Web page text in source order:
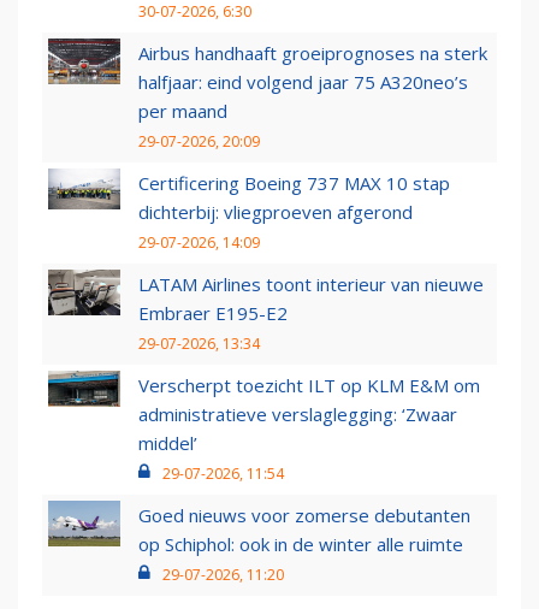
30-07-2026, 6:30
Airbus handhaaft groeiprognoses na sterk
halfjaar: eind volgend jaar 75 A320neo’s
per maand
29-07-2026, 20:09
Certificering Boeing 737 MAX 10 stap
dichterbij: vliegproeven afgerond
29-07-2026, 14:09
LATAM Airlines toont interieur van nieuwe
Embraer E195-E2
29-07-2026, 13:34
Verscherpt toezicht ILT op KLM E&M om
administratieve verslaglegging: ‘Zwaar
middel’
29-07-2026, 11:54
Goed nieuws voor zomerse debutanten
op Schiphol: ook in de winter alle ruimte
29-07-2026, 11:20